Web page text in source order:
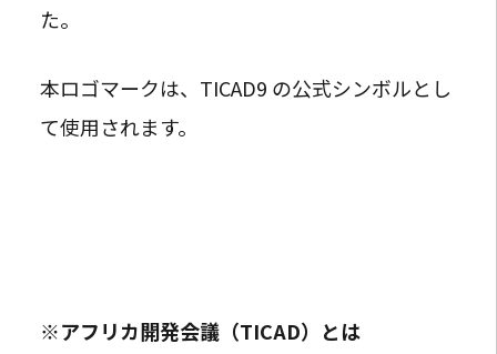
た。
本ロゴマークは、TICAD9 の公式シンボルとし
て使用されます。
※アフリカ開発会議（TICAD）とは